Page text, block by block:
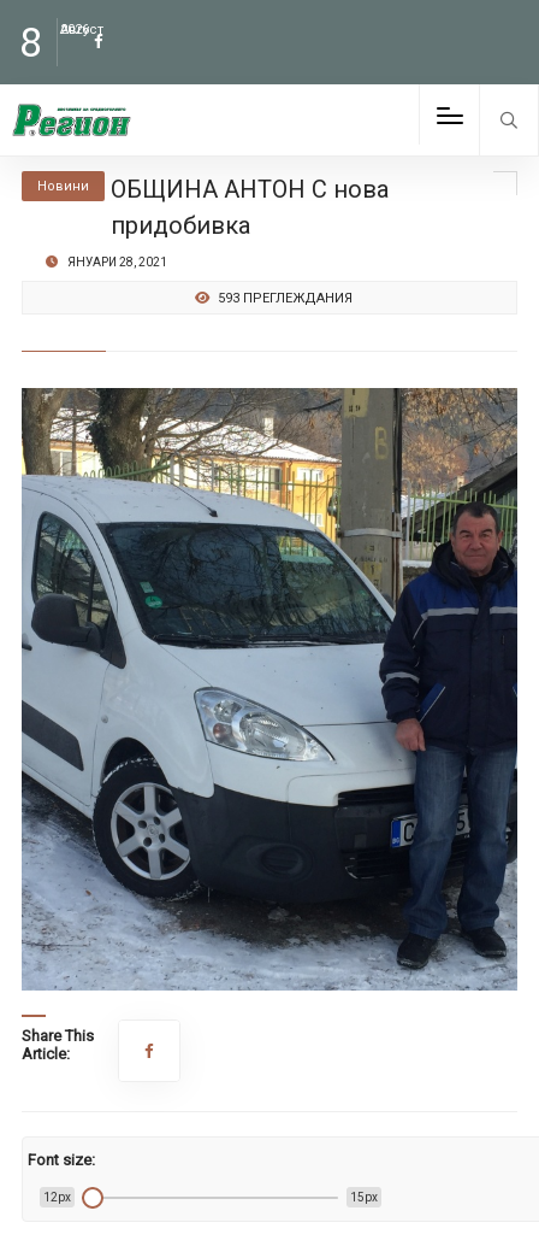
8 Август
2026
Новини
ОБЩИНА АНТОН С нова
придобивка
ЯНУАРИ 28, 2021
593 ПРЕГЛЕЖДАНИЯ
Share This
Article:
Font size:
12px 15px